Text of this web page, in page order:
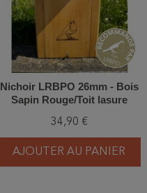
Nichoir LRBPO 26mm - Bois
Sapin Rouge/Toit lasure
34,90 €
AJOUTER AU PANIER